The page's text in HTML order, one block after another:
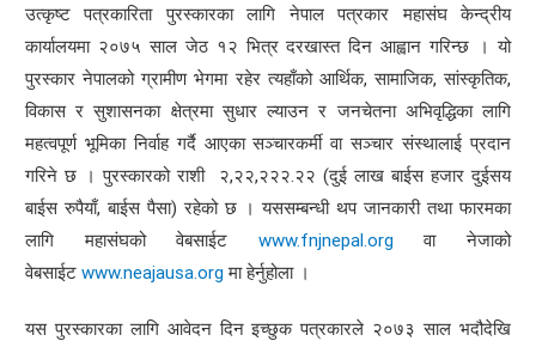
उत्कृष्ट पत्रकारिता पुरस्कारका लागि नेपाल पत्रकार महासंघ केन्द्रीय
कार्यालयमा २०७५ साल जेठ १२ भित्र दरखास्त दिन आह्वान गरिन्छ । यो
पुरस्कार नेपालको ग्रामीण भेगमा रहेर त्यहाँको आर्थिक, सामाजिक, सांस्कृतिक,
विकास र सुशासनका क्षेत्रमा सुधार ल्याउन र जनचेतना अभिवृद्धिका लागि
महत्वपूर्ण भूमिका निर्वाह गर्दै आएका सञ्चारकर्मी वा सञ्चार संस्थालाई प्रदान
गरिने छ । पुरस्कारको राशी २,२२,२२२.२२ (दुई लाख बाईस हजार दुईसय
बाईस रुपैयाँ, बाईस पैसा) रहेको छ । यससम्बन्धी थप जानकारी तथा फारमका
लागि महासंघको वेबसाईट www.fnjnepal.org वा नेजाको
वेबसाईट www.neajausa.org मा हेर्नुहोला ।
यस पुरस्कारका लागि आवेदन दिन इच्छुक पत्रकारले २०७३ साल भदौदेखि